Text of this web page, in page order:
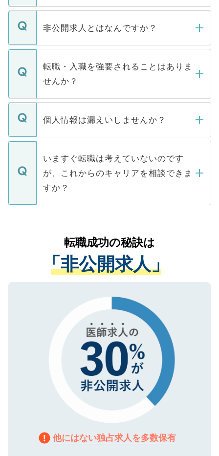
ご登録いただきましたら、弊社担当者がご
登録内容を確認し、その後メールもしくは
ます。通常、5営業日以内にはご連絡をせて
いただきますので、しばらくお待ちくださ
非公開求人とはなんですか？
マイナビDOCTORで取り扱っている求人の
うち約3割は、Webサイトからご覧いただ
けない「非公開求人」です。非公開求人は
下記の理由によって、一般には公開してい
ません。
■応募殺到を避けるため 人気のある医療機
関を公にしてしまうと、応募が殺到する場
に、医療機関が求める条件に合った人材の
みを人材紹介会社に依頼するケースが増え
ています。
転職・入職を強要されることはありま
せんか？
転職・入職を強要することは一切ありませ
ん。また、仮に応募先から内定をいただい
定を承諾する必要はありません。内定先へ
の辞退の連絡はキャリアパートナーが行い
個人情報は漏えいしませんか？
個人情報が漏えいすることはありませんの
で、ご安心ください。当サイトからの登録
などで収集したご登録者様の個人情報は、
ご本人のキャリアアップおよび転職活動の
支援を目的に使用いたします。お預かりし
ているすべての個人データはご本人の許可
は、個人情報の取り扱いについての厳密な
管理基準を満たした事業者のみに付与され
る、プライバシーマークを取得済みです。
で、機密保持に関してもご安心ください。
いますぐ転職は考えていないのです
が、これからのキャリアを相談できま
すか？
かがいして、現在の医療機関の状況や紹介
経験をまじえながら、適切なアドバイスを
させていただきます。すぐにご転職をされ
ない方には、長期的なサポートが可能です
ので、まずはご登録ください。
転職成功の秘訣は
「非公開求人」
他にはない独占求人を多数保有